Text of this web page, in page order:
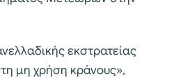
εκστρατείας
μη χρήση κράνους»,